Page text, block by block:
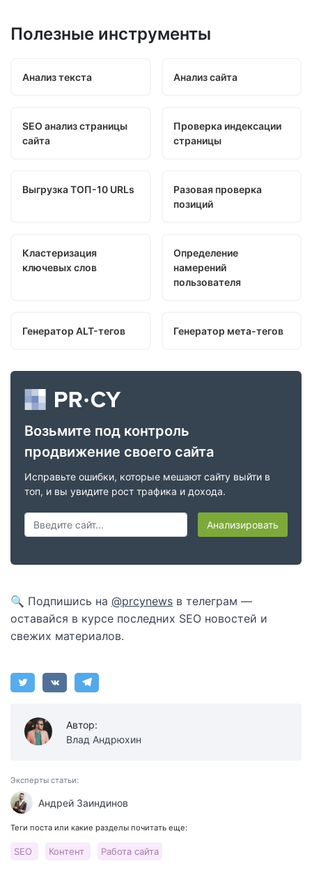
Полезные инструменты
Анализ текста Анализ сайта
SEO анализ страницы
сайта
Проверка индексации
страницы
Выгрузка ТОП-10 URLs
Разовая проверка
позиций
Кластеризация
ключевых слов
Определение
намерений
пользователя
Генератор ALT-тегов Генератор мета-тегов
Возьмите под контроль
продвижение своего сайта
Исправьте ошибки, которые мешают сайту выйти в
топ, и вы увидите рост трафика и дохода.
Анализировать
🔍 Подпишись на @prcynews в телеграм —
оставайся в курсе последних SEO новостей и
свежих материалов.
Автор:
Влад Андрюхин
Эксперты статьи:
Андрей Заиндинов
Теги поста или какие разделы почитать еще:
SEO Контент Работа сайта